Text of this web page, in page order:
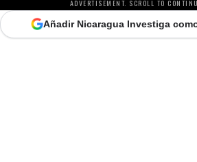
ADVERTISEMENT. SCROLL TO
Añadir Nicaragua Investiga